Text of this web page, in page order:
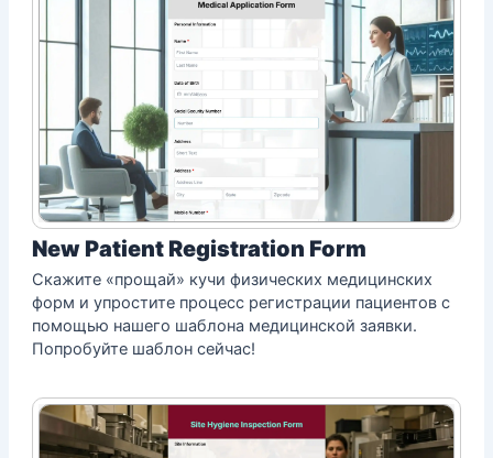
New Patient Registration Form
Скажите «прощай» кучи физических медицинских
форм и упростите процесс регистрации пациентов с
помощью нашего шаблона медицинской заявки.
Попробуйте шаблон сейчас!